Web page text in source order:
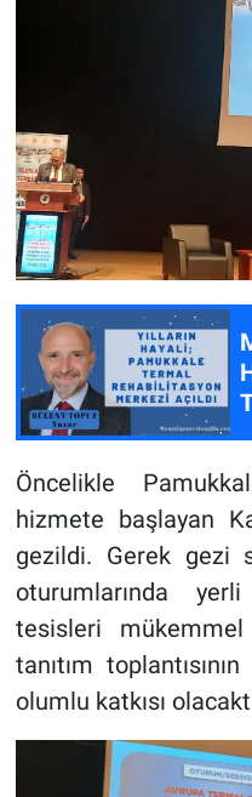
Öncelikle
hizmete başlayan
gezildi. Gerek gezi
oturumlarında
tesisleri mükemmel
tanıtım
olumlu katkısı